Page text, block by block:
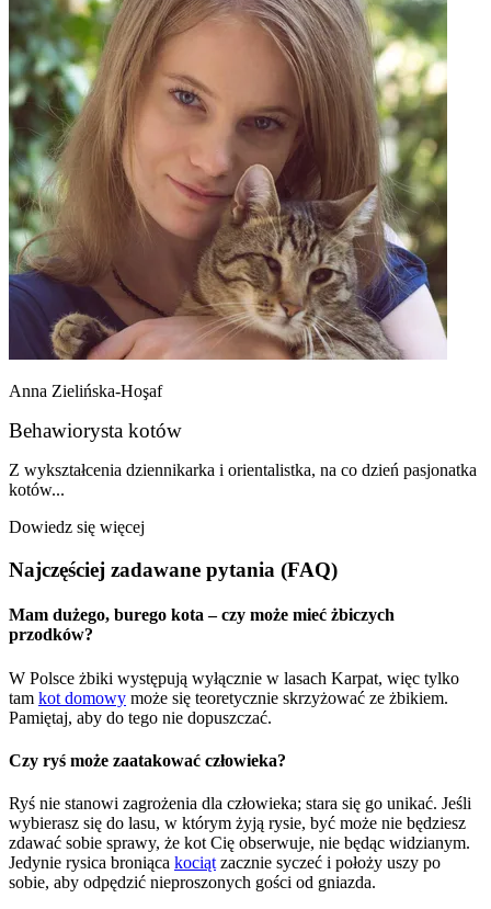
Anna Zielińska-Hoşaf
Behawiorysta kotów
Z wykształcenia dziennikarka i orientalistka, na co dzień pasjonatka
kotów...
Dowiedz się więcej
Najczęściej zadawane pytania (FAQ)
Mam dużego, burego kota – czy może mieć żbiczych
przodków?
W Polsce żbiki występują wyłącznie w lasach Karpat, więc tylko
tam kot domowy może się teoretycznie skrzyżować ze żbikiem.
Pamiętaj, aby do tego nie dopuszczać.
Czy ryś może zaatakować człowieka?
Ryś nie stanowi zagrożenia dla człowieka; stara się go unikać. Jeśli
wybierasz się do lasu, w którym żyją rysie, być może nie będziesz
zdawać sobie sprawy, że kot Cię obserwuje, nie będąc widzianym.
Jedynie rysica broniąca kociąt zacznie syczeć i położy uszy po
sobie, aby odpędzić nieproszonych gości od gniazda.